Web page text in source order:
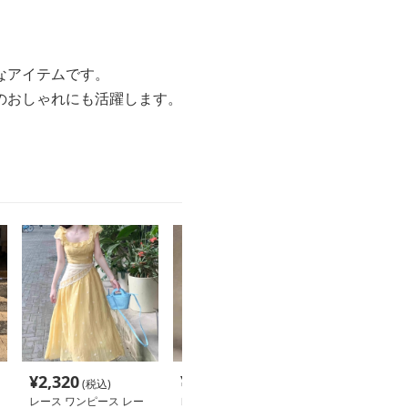
イテムです。
しゃれにも活躍します。
¥2,320(税込)
レース ワンピース レー
¥
レース ワンピース 優美